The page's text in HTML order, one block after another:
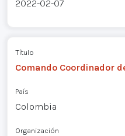
2022-02-07
Título
Comando Coordinador
País
Colombia
Organización